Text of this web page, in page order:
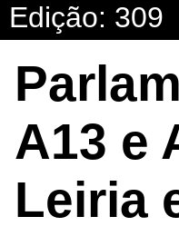
Edição: 309
A13 e
Leiria